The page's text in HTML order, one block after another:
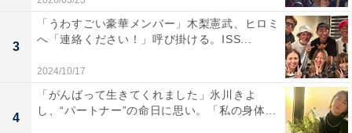
3
「うわすごい豪華メンバー」木梨憲武、ヒロミ
へ「連絡ください！」呼び掛ける。ISS...
2024/10/17
4
「がんばって生きてくれました」氷川きよ
し、“パートナー”の命日に思い。「私の身体...